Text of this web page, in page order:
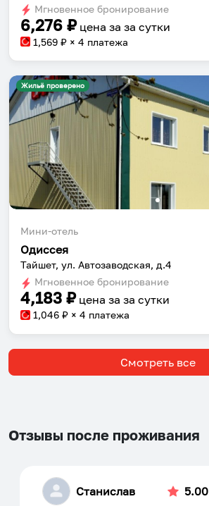
changing
dates.
changing
dates.
Мгновенное бронирование
6,276 ₽ цена за за сутки
1,569 ₽ × 4 платежа
Жильё проверено
Мини-отель
Одиссея
Тайшет, ул. Автозаводская, д.4
Мгновенное бронирование
4,183 ₽ цена за за сутки
1,046 ₽ × 4 платежа
Смотреть все
Отзывы после проживания
Станислав 5.00